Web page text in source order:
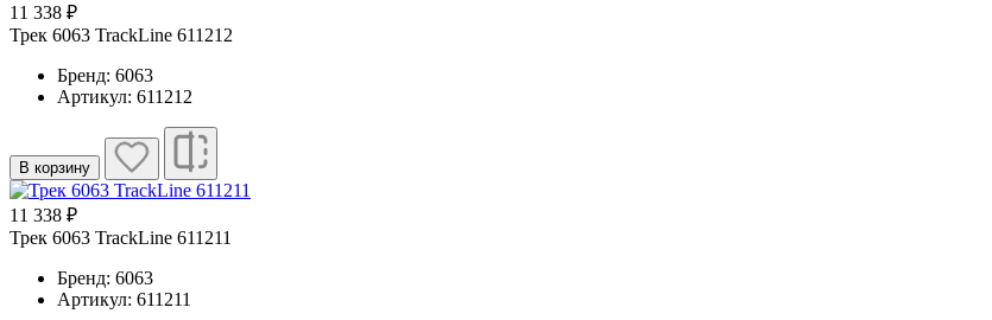
11 338 ₽
Трек 6063 TrackLine 611212
Бренд: 6063
Артикул: 611212
В корзину
11 338 ₽
Трек 6063 TrackLine 611211
Бренд: 6063
Артикул: 611211